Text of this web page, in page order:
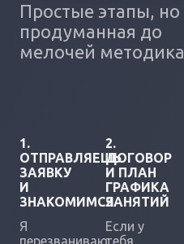
Простые этапы, но
продуманная до
мелочей методика
1.
ОТПРАВЛЯЕШЬ
ЗАЯВКУ
И
ЗНАКОМИМСЯ
Я
перезваниваю,
2.
ДОГОВОР
И ПЛАН
ГРАФИКА
ЗАНЯТИЙ
Если у
тебя